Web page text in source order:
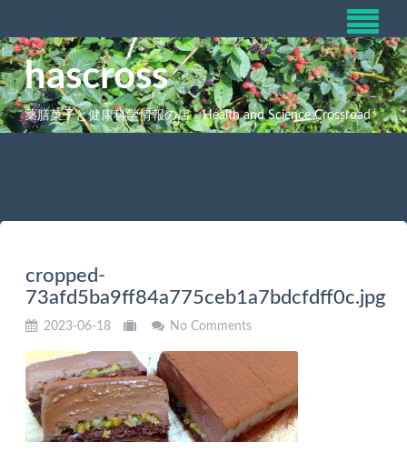
hascross
薬膳菓子と健康科学情報の店 Health and Science Crossroad
cropped-
73afd5ba9ff84a775ceb1a7bdcfdff0c.jpg
2023-06-18 No Comments